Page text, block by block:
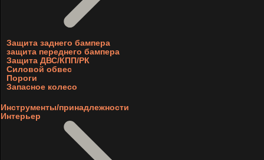
Защита заднего бампера
защита переднего бампера
Защита ДВС/КПП/РК
Силовой обвес
Пороги
Запасное колесо
Инструменты/принадлежности
Интерьер